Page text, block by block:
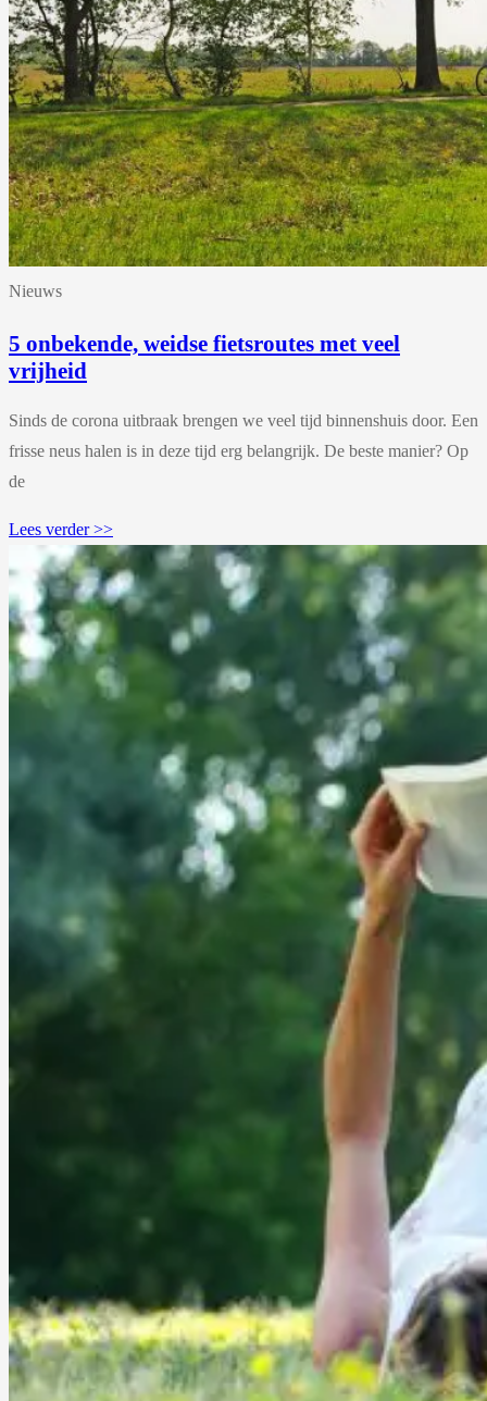
Nieuws
5 onbekende, weidse fietsroutes met veel
vrijheid
Sinds de corona uitbraak brengen we veel tijd binnenshuis door. Een
frisse neus halen is in deze tijd erg belangrijk. De beste manier? Op
de
Lees verder >>